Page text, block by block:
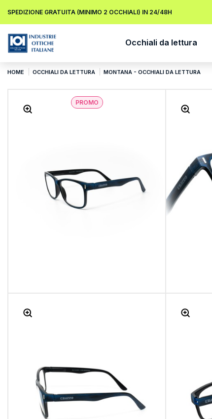
SPEDIZIONE GRATUITA (MINIMO 2 OCCHIALI) IN 24/48H
Occhiali da lettura
HOME OCCHIALI DA LETTURA MONTANA - OCCHIALI DA LETTURA
PROMO